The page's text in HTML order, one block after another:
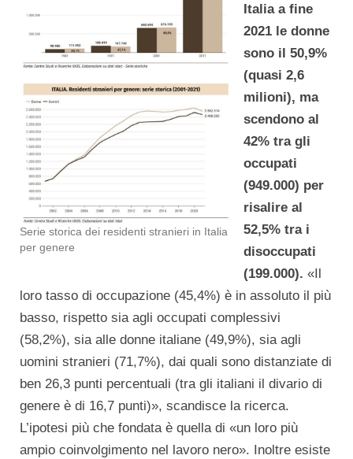
Serie storica dei residenti stranieri in Italia
per genere
Italia a fine
2021 le donne
sono il 50,9%
(quasi 2,6
milioni), ma
scendono al
42% tra gli
occupati
(949.000) per
risalire al
52,5% tra i
disoccupati
(199.000). «Il
loro tasso di occupazione (45,4%) è in assoluto il più
basso, rispetto sia agli occupati complessivi
(58,2%), sia alle donne italiane (49,9%), sia agli
uomini stranieri (71,7%), dai quali sono distanziate di
ben 26,3 punti percentuali (tra gli italiani il divario di
genere è di 16,7 punti)», scandisce la ricerca.
L’ipotesi più che fondata è quella di «un loro più
ampio coinvolgimento nel lavoro nero». Inoltre esiste